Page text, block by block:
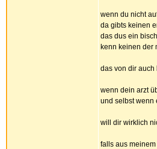
wenn du nicht
da gibts keinen
das dus ein
kenn keinen der
das von dir
wenn dein arzt
und selbst wenn
will dir wirklich
falls aus